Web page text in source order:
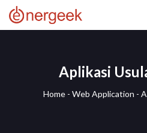
Aplikasi
Home - Web Application -